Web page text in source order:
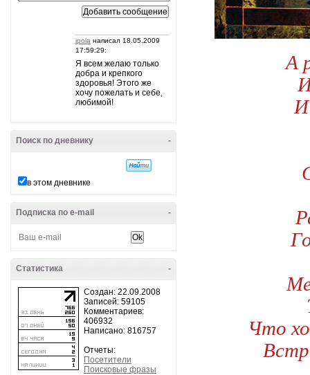
ipola написал 18.05.2009
17:59:29:
Я всем желаю только
добра и крепкого
здоровья! Этого же
хочу пожелать и себе,
любимой!
-
Поиск по дневнику
в этом дневнике
-
Подписка по e-mail
-
Статистика
Создан: 22.09.2008
Записей: 59105
Комментариев:
406932
Написано: 816757
Отчеты:
Посетители
Поисковые фразы
А
И
Что